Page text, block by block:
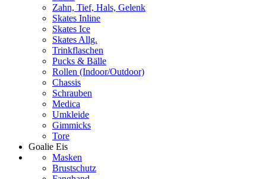
Zahn, Tief, Hals, Gelenk
Skates Inline
Skates Ice
Skates Allg.
Trinkflaschen
Pucks & Bälle
Rollen (Indoor/Outdoor)
Chassis
Schrauben
Medica
Umkleide
Gimmicks
Tore
Goalie Eis
Masken
Brustschutz